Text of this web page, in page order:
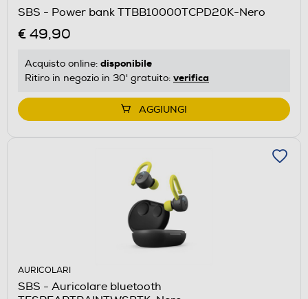
SBS - Power bank TTBB10000TCPD20K-Nero
€ 49,90
Acquisto online: disponibile
Ritiro in negozio in 30' gratuito: verifica
AGGIUNGI
AURICOLARI
SBS - Auricolare bluetooth